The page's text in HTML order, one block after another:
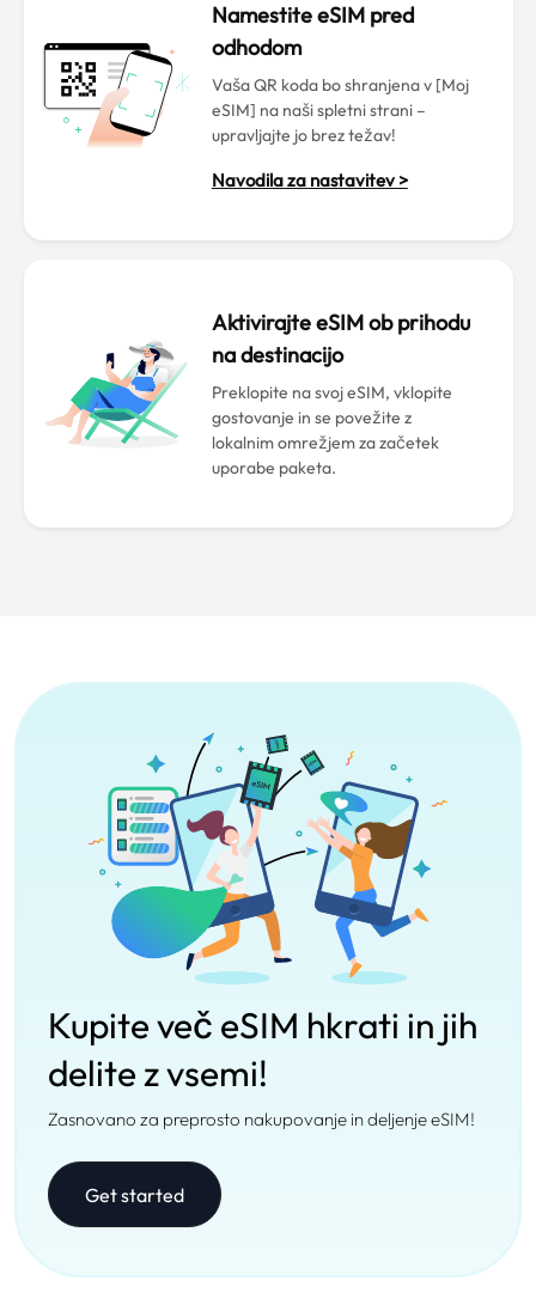
Namestite eSIM pred
odhodom
Vaša QR koda bo shranjena v [Moj
eSIM] na naši spletni strani –
upravljajte jo brez težav!
Navodila za nastavitev >
Aktivirajte eSIM ob prihodu
na destinacijo
Preklopite na svoj eSIM, vklopite
gostovanje in se povežite z
lokalnim omrežjem za začetek
uporabe paketa.
Kupite več eSIM hkrati in jih
delite z vsemi!
Zasnovano za preprosto nakupovanje in deljenje eSIM!
Get started